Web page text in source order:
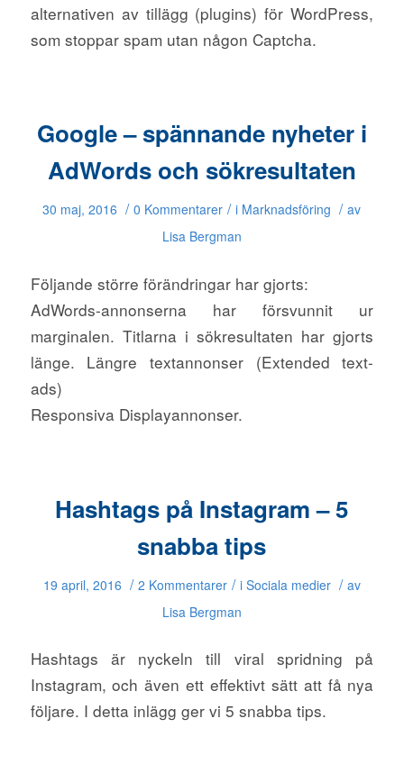
alternativen av tillägg (plugins) för WordPress,
som stoppar spam utan någon Captcha.
Google – spännande nyheter i
AdWords och sökresultaten
30 maj, 2016 / 0 Kommentarer / i Marknadsföring / av
Lisa Bergman
Följande större förändringar har gjorts:
AdWords-annonserna har försvunnit ur
marginalen. Titlarna i sökresultaten har gjorts
länge. Längre textannonser (Extended text-
ads)
Responsiva Displayannonser.
Hashtags på Instagram – 5
snabba tips
19 april, 2016 / 2 Kommentarer / i Sociala medier / av
Lisa Bergman
Hashtags är nyckeln till viral spridning på
Instagram, och även ett effektivt sätt att få nya
följare. I detta inlägg ger vi 5 snabba tips.